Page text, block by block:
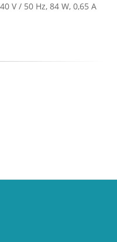
V / 50 Hz, 84 W, 0,65 A